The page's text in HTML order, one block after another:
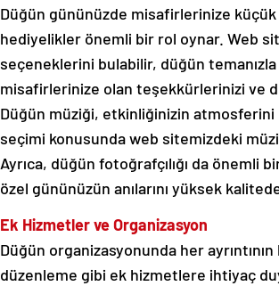
Düğün gününüzde misafirlerinize küçük
hediyelikler önemli bir rol oynar. Web
seçeneklerini bulabilir, düğün
misafirlerinize olan teşekkürlerinizi ve
Düğün müziği, etkinliğinizin
seçimi konusunda web sitemizdeki
Ayrıca, düğün fotoğrafçılığı da önemli
özel gününüzün anılarını yüksek
Ek Hizmetler ve Organizasyon
Düğün organizasyonunda her
düzenleme gibi ek hizmetlere ihtiyaç